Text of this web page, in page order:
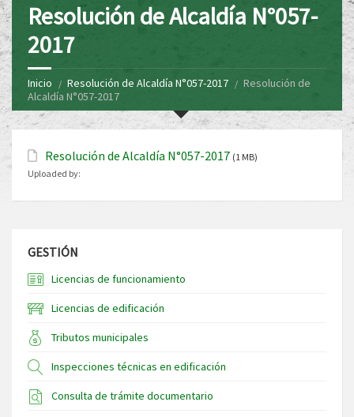
Resolución de Alcaldía N°057-
2017
Inicio Resolución de Alcaldía N°057-2017
Resolución de
Alcaldía N°057-2017
Resolución de Alcaldía N°057-2017 (1 MB)
Uploaded by:
GESTIÓN
Licencias de funcionamiento
Licencias de edificación
Tributos municipales
Inspecciones técnicas en edificación
Consulta de trámite documentario